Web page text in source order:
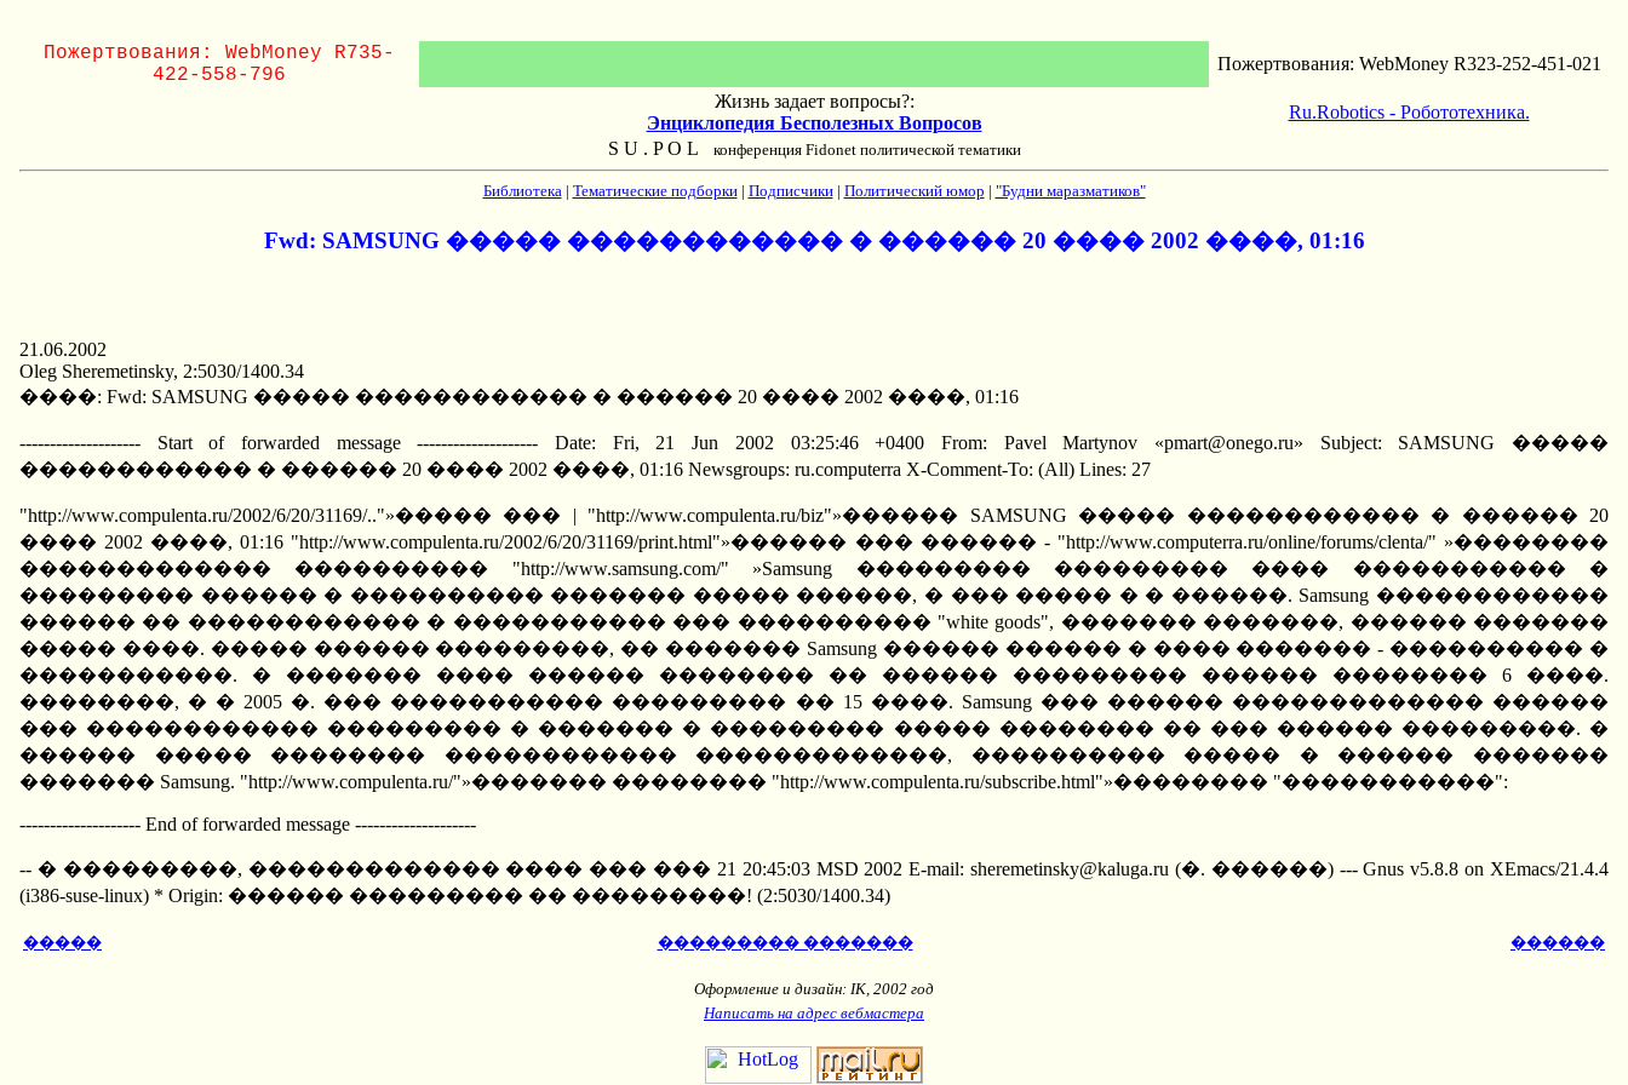
Пожертвования: WebMoney R735-
422-558-796
Пожертвования: WebMoney R323-252-451-021
Жизнь задает вопросы?:
Энциклопедия Бесполезных Вопросов
Ru.Robotics - Робототехника.
S U . P O L конференция Fidonet политической тематики
Библиотека| Тематические подборки| Подписчики| Политический юмор | "Будни маразматиков"
Fwd: SAMSUNG ����� ������������ � ������ 20 ���� 2002 ����, 01:16
21.06.2002
Oleg Sheremetinsky, 2:5030/1400.34
����: Fwd: SAMSUNG ����� ������������ � ������ 20 ���� 2002 ����, 01:16
-------------------- Start of forwarded message -------------------- Date: Fri, 21 Jun 2002 03:25:46 +0400 From: Pavel Martynov «pmart@onego.ru» Subject: SAMSUNG �����
������������ � ������ 20 ���� 2002 ����, 01:16 Newsgroups: ru.computerra X-Comment-To: (All) Lines: 27
"http://www.compulenta.ru/2002/6/20/31169/.."»����� ��� | "http://www.compulenta.ru/biz"»������ SAMSUNG ����� ������������ � ������ 20
���� 2002 ����, 01:16 "http://www.compulenta.ru/2002/6/20/31169/print.html"»������ ��� ������ - "http://www.computerra.ru/online/forums/clenta/" »��������
������������� ���������� "http://www.samsung.com/" »Samsung ��������� ��������� ���� ����������� �
��������� ������ � ���������� ������� ����� ������, � ��� ����� � � ������. Samsung ������������
������ �� ������������ � ����������� ��� ���������� "white goods", ������� �������, ������ �������
����� ����. ����� ������ ���������, �� ������� Samsung ������ ������ � ���� ������� - ���������� �
�����������. � ������� ���� ������ �������� �� ������ ��������� ������ �������� 6 ����.
��������, � � 2005 �. ��� ����������� ��������� �� 15 ����. Samsung ��� ������ ������������� ������
��� ������������ ��������� � ������� � ��������� ����� �������� �� ��� ������ ���������. �
������ ����� �������� ������������ �������������, ���������� ����� � ������ �������
������� Samsung. "http://www.compulenta.ru/"»������� �������� "http://www.compulenta.ru/subscribe.html"»�������� "�����������":
-------------------- End of forwarded message --------------------
-- � ���������, ������������� ���� ��� ��� 21 20:45:03 MSD 2002 E-mail: sheremetinsky@kaluga.ru (�. ������) --- Gnus v5.8.8 on XEmacs/21.4.4
(i386-suse-linux) * Origin: ������ ��������� �� ���������! (2:5030/1400.34)
����� ��������� ������� ������
Оформление и дизайн: IK, 2002 год
Написать на адрес вебмастера